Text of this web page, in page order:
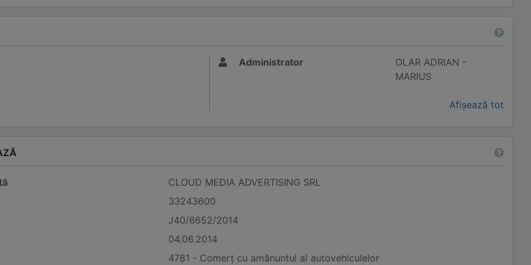
Administrator
OLAR ADRIAN -
MARIUS
Afișează tot
CLOUD MEDIA ADVERTISING SRL
33243600
J40/6652/2014
04.06.2014
4781 - Comerț cu amănuntul al autovehiculelor